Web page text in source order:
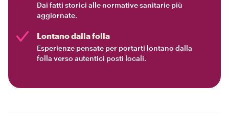
Dai fatti storici alle normative sanitarie più
aggiornate.
Lontano dalla folla
Esperienze pensate per portarti lontano dalla
folla verso autentici posti locali.